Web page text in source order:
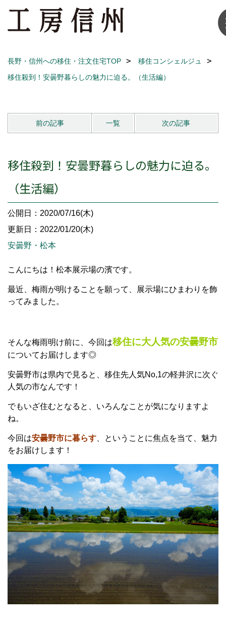
長野・信州への移住・注文住宅TOP
移住コンシェルジュ
移住殺到！安曇野暮らしの魅力に迫る。（生活編）
前の記事 一覧 次の記事
移住殺到！安曇野暮らしの魅力に迫る。
（生活編）
公開日：2020/07/16(木)
更新日：2022/01/20(木)
安曇野・松本
こんにちは！松本展示場の濱です。
最近、梅雨が明けることを願って、展示場にひまわりを飾
ってみました。
そんな梅雨明け前に、今回は移住に大人気の安曇野市
についてお届けします◎
安曇野市は県内で見ると、移住先人気No,1の軽井沢に次ぐ
人気の市なんです！
でもいざ住むとなると、いろんなことが気になりますよ
ね。
今回は安曇野市に暮らす 、ということに焦点を当て、魅力
をお届けします！